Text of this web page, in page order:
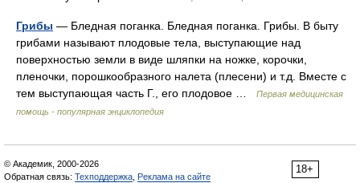
Грибы — Бледная поганка. Бледная поганка. Грибы. В быту
грибами называют плодовые тела, выступающие над
поверхностью земли в виде шляпки на ножке, корочки,
пленочки, порошкообразного налета (плесени) и т.д. Вместе с
тем выступающая часть Г., его плодовое …
Первая медицинская
помощь - популярная энциклопедия
18+
© Академик, 2000-2026
Обратная связь: Техподдержка Реклама на сайте